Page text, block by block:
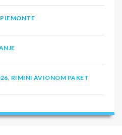
RIMINI AVIONOM PAKET